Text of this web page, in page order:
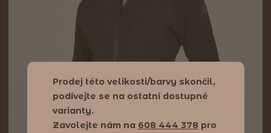
Prodej této velikosti/barvy skončil,
podívejte se na ostatní dostupné
varianty.
Zavolejte nám na 608 444 378 pro